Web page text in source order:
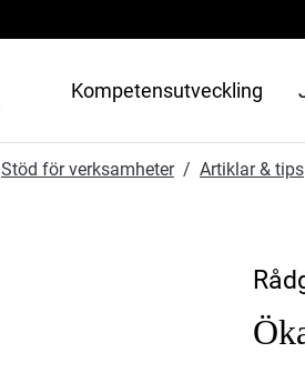
Kompetensutveckling
Stöd för verksamheter Artiklar & tips